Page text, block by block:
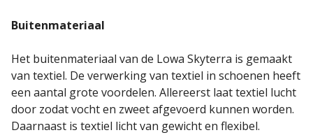
Buitenmateriaal
Het buitenmateriaal van de Lowa Skyterra is gemaakt
van textiel. De verwerking van textiel in schoenen heeft
een aantal grote voordelen. Allereerst laat textiel lucht
door zodat vocht en zweet afgevoerd kunnen worden.
Daarnaast is textiel licht van gewicht en flexibel.